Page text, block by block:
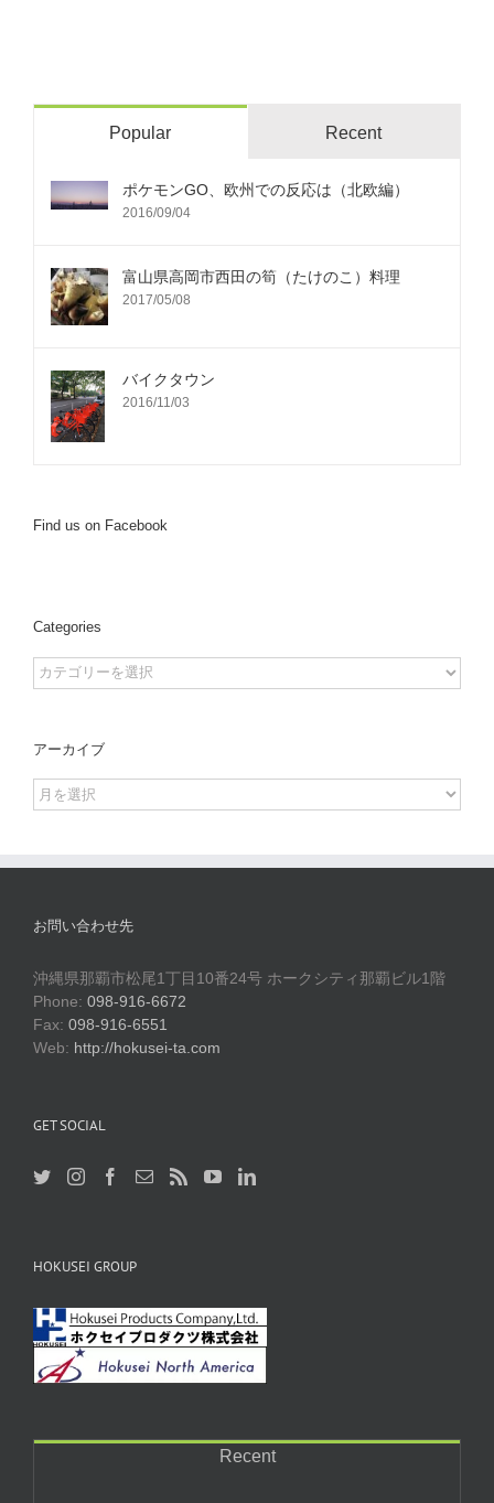
Popular Recent
ポケモンGO、欧州での反応は（北欧編）
2016/09/04
富山県高岡市西田の筍（たけのこ）料理
2017/05/08
バイクタウン
2016/11/03
Find us on Facebook
Categories
Categories
アーカイブ
ア
ー
お問い合わせ先
沖縄県那覇市松尾1丁目10番24号 ホークシティ那覇ビル1階
Phone: 098-916-6672
Fax: 098-916-6551
Web: http://hokusei-ta.com
GET SOCIAL
HOKUSEI GROUP
Recent